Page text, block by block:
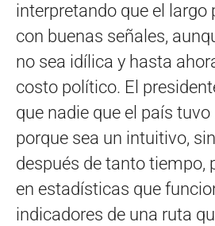
interpretando que el largo
con buenas señales,
no sea idílica y hasta
costo político. El
que nadie que el país
porque sea un intuitivo,
después de tanto tiempo,
en estadísticas que
indicadores de una ruta